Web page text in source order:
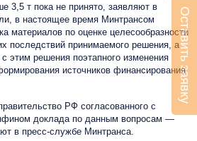
3,5 т пока не принято, заявляют в
в настоящее время Минтрансом
материалов по оценке целесообразности
последствий принимаемого решения, а
этим решения поэтапного изменения
источников финансирования
РФ согласованного с
доклада по данным вопросам —
в пресс-службе Минтранса.
Оставить заявку